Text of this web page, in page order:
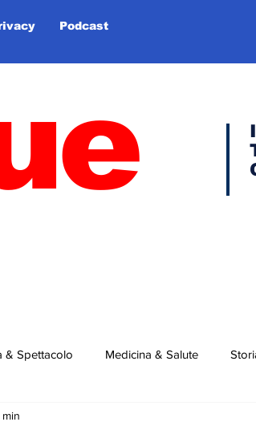
Podcast
& Spettacolo Medicina & Salute